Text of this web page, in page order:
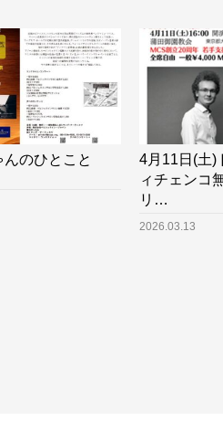
のひとこと
4月11日(土)
ィチェンコ
リ…
2026.03.13